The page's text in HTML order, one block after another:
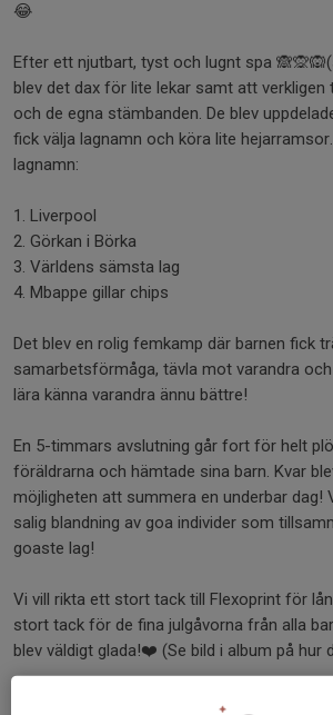
😂
Efter ett njutbart, tyst och lugnt spa
blev det dax för lite lekar samt att
och de egna stämbanden. De blev
fick välja lagnamn och köra lite
lagnamn:
1. Liverpool
2. Görkan i Börka
3. Världens sämsta lag
4. Mbappe gillar chips
Det blev en rolig femkamp där barnen fick
samarbetsförmåga, tävla mot varandra
lära känna varandra ännu bättre!
En 5-timmars avslutning går fort för helt
föräldrarna och hämtade sina barn. Kvar
möjligheten att summera en underbar dag!
salig blandning av goa individer som
goaste lag!
Vi vill rikta ett stort tack till Flexoprint för
stort tack för de fina julgåvorna från alla
blev väldigt glada!❤️ (Se bild i album på hur